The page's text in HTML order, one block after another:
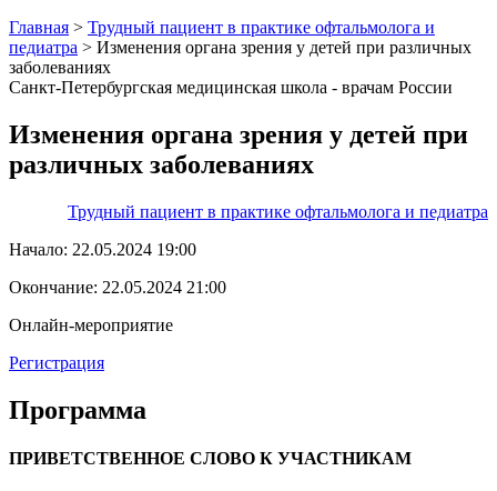
Главная > Трудный пациент в практике офтальмолога и
педиатра > Изменения органа зрения у детей при различных
заболеваниях
Санкт-Петербургская медицинская школа - врачам России
Изменения органа зрения у детей при
различных заболеваниях
Трудный пациент в практике офтальмолога и педиатра
Начало: 22.05.2024 19:00
Окончание: 22.05.2024 21:00
Онлайн-мероприятие
Регистрация
Программа
ПРИВЕТСТВЕННОЕ СЛОВО К УЧАСТНИКАМ